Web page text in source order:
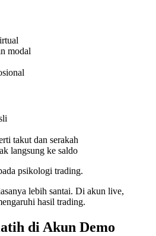
modal
takut dan serakah
langsung ke saldo
psikologi trading.
lebih santai. Di akun live,
hasil trading.
di Akun Demo